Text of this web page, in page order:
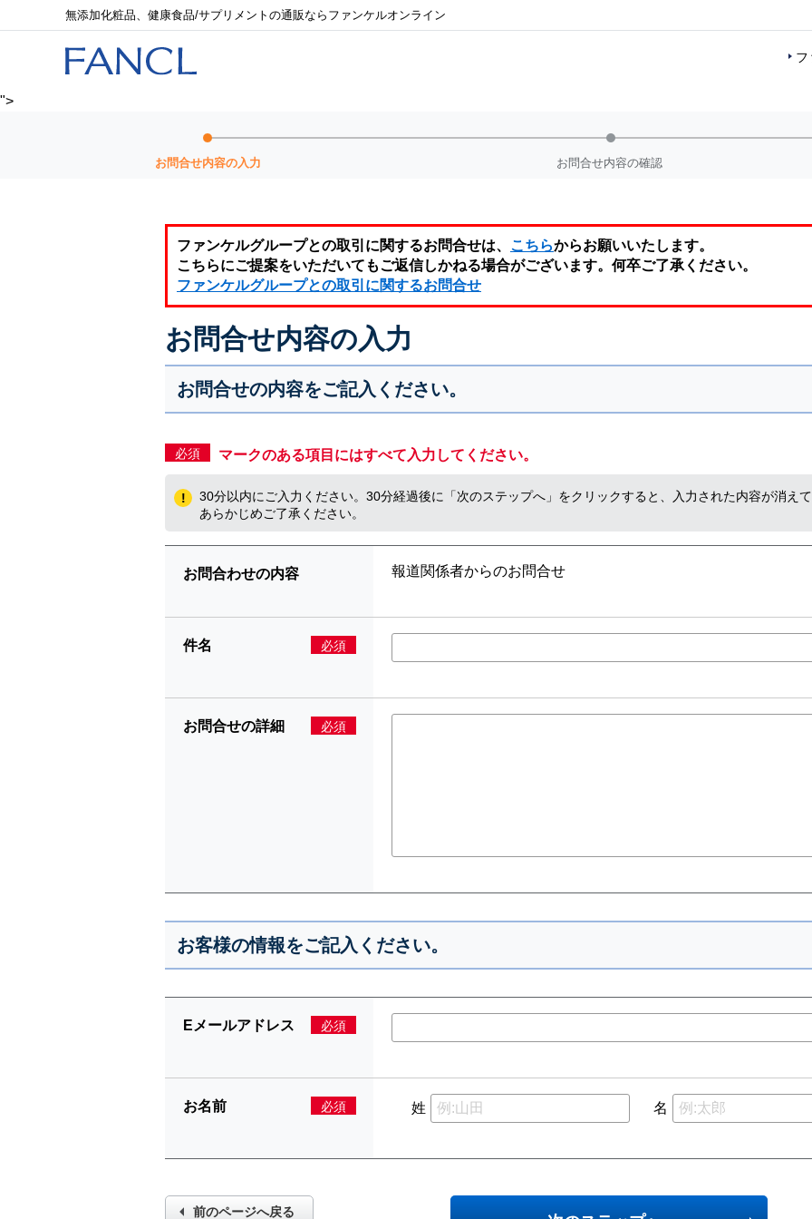
無添加化粧品、健康食品/サプリメントの通販ならファンケルオンライン
フ
">
お問合せ内容の入力 お問合せ内容の確認
ファンケルグループとの取引に関するお問合せは、 こちらからお願いいたします。
こちらにご提案をいただいてもご返信しかねる場合がございます。何卒ご了承ください。
ファンケルグループとの取引に関するお問合せ
お問合せ内容の入力
お問合せの内容をご記入ください。
必須 マークのある項目にはすべて入力してください。
30分以内にご入力ください。30分経過後に「次のステップへ」をクリックすると、入力された内容が消えて
あらかじめご了承ください。
お問合わせの内容 報道関係者からのお問合せ
必須
件名
必須
お問合せの詳細
お客様の情報をご記入ください。
必須
Eメールアドレス
必須
お名前 姓 名
前のページへ戻る